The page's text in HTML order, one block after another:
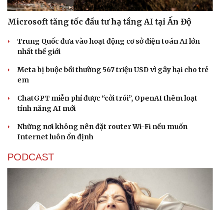
Microsoft tăng tốc đầu tư hạ tầng AI tại Ấn Độ
Trung Quốc đưa vào hoạt động cơ sở điện toán AI lớn
nhất thế giới
Meta bị buộc bồi thường 567 triệu USD vì gây hại cho trẻ
em
ChatGPT miễn phí được “cởi trói”, OpenAI thêm loạt
tính năng AI mới
Những nơi không nên đặt router Wi-Fi nếu muốn
Internet luôn ổn định
PODCAST